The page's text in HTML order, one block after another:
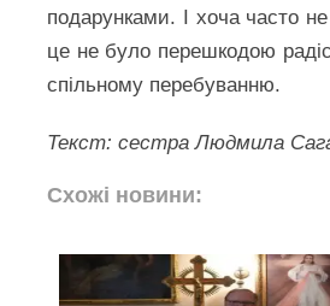
подарунками. І хоча часто
це не було перешкодою
спільному перебуванню.
Текст: сестра Людмила
Схожі новини: